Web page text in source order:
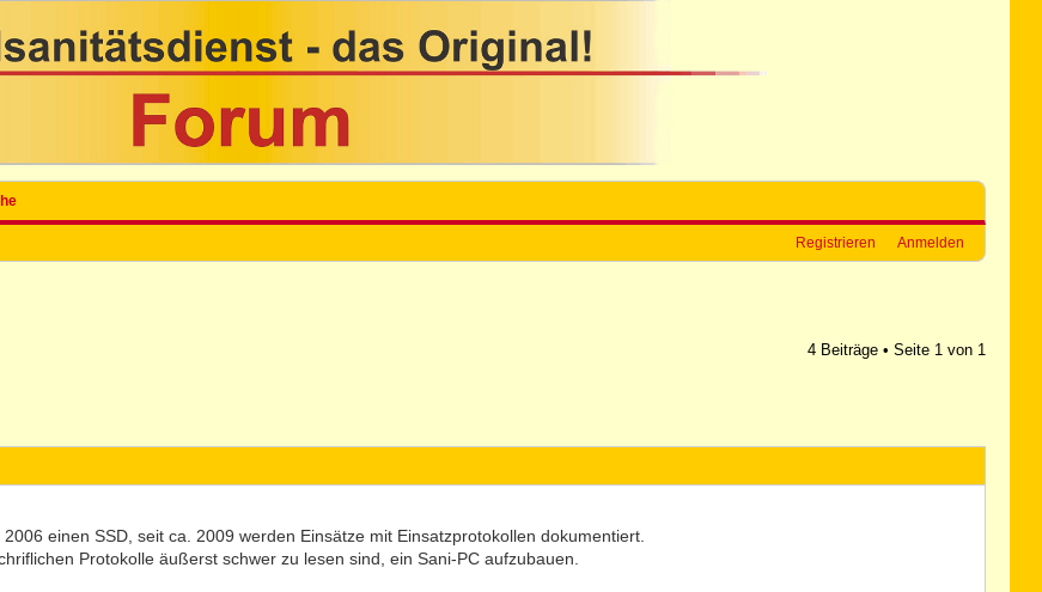
Registrieren Anmelden
4 Beiträge • Seite 1von 1
einen SSD, seit ca. 2009 werden Einsätze mit Einsatzprotokollen dokumentiert.
Protokolle äußerst schwer zu lesen sind, ein Sani-PC aufzubauen.